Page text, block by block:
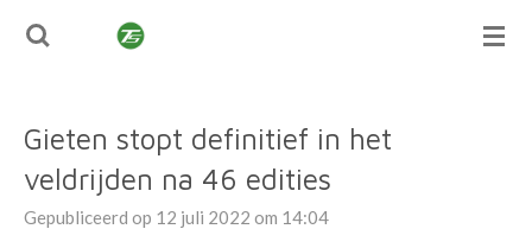
Ga
hoofdinhoud
Gieten stopt definitief in het
veldrijden na 46 edities
Gepubliceerd op 12 juli 2022 om 14:04